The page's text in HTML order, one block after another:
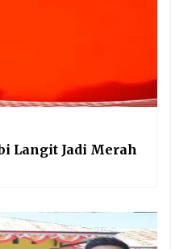
Langit Jadi Merah